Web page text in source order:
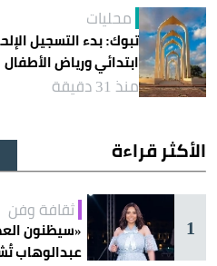
محليات
تبوك: بدء التسجيل
ابتدائي ورياض الأطفال
منذ 31 دقيقة
الأكثر قراءة
1
ثقافة وفن
«سيظنون
عبدالوهاب